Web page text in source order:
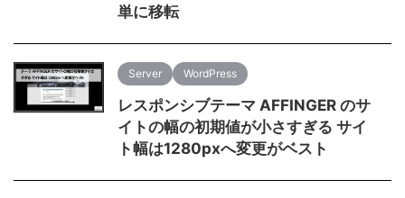
単に移転
Server WordPress
レスポンシブテーマ AFFINGER のサ
イトの幅の初期値が小さすぎる サイ
ト幅は1280pxへ変更がベスト